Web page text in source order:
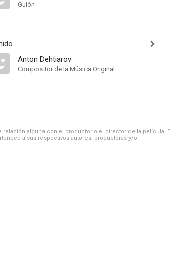
Guión
Anton Dehtiarov
Compositor de la Música Original
alguna con el productor o el director de la película. El
a sus respectivos autores, productoras y/o